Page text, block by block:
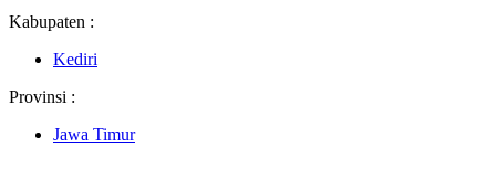
Kabupaten :
Kediri
Provinsi :
Jawa Timur